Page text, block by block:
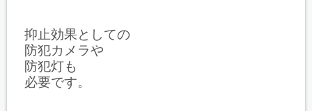
抑止効果としての
防犯カメラや
防犯灯も
必要です。